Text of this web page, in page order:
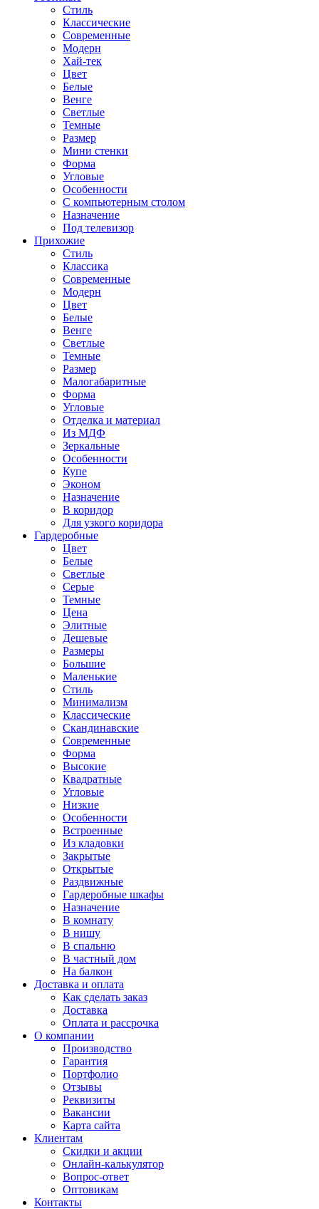
Стиль
Классические
Современные
Модерн
Хай-тек
Цвет
Белые
Венге
Светлые
Темные
Размер
Мини стенки
Форма
Угловые
Особенности
С компьютерным столом
Назначение
Под телевизор
Прихожие
Стиль
Классика
Современные
Модерн
Цвет
Белые
Венге
Светлые
Темные
Размер
Малогабаритные
Форма
Угловые
Отделка и материал
Из МДФ
Зеркальные
Особенности
Купе
Эконом
Назначение
В коридор
Для узкого коридора
Гардеробные
Цвет
Белые
Светлые
Серые
Темные
Цена
Элитные
Дешевые
Размеры
Большие
Маленькие
Стиль
Минимализм
Классические
Скандинавские
Современные
Форма
Высокие
Квадратные
Угловые
Низкие
Особенности
Встроенные
Из кладовки
Закрытые
Открытые
Раздвижные
Гардеробные шкафы
Назначение
В комнату
В нишу
В спальню
В частный дом
На балкон
Доставка и оплата
Как сделать заказ
Доставка
Оплата и рассрочка
О компании
Производство
Гарантия
Портфолио
Отзывы
Реквизиты
Вакансии
Карта сайта
Клиентам
Скидки и акции
Онлайн-калькулятор
Вопрос-ответ
Оптовикам
Контакты